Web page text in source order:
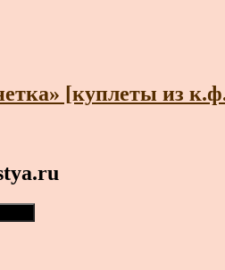
[куплеты из